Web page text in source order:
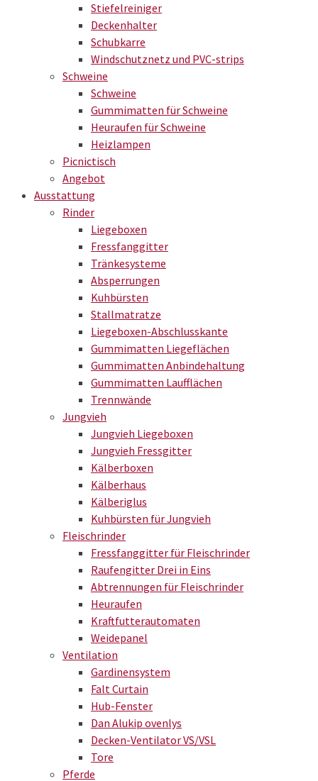
Stiefelreiniger
Deckenhalter
Schubkarre
Windschutznetz und PVC-strips
Schweine
Schweine
Gummimatten für Schweine
Heuraufen für Schweine
Heizlampen
Picnictisch
Angebot
Ausstattung
Rinder
Liegeboxen
Fressfanggitter
Tränkesysteme
Absperrungen
Kuhbürsten
Stallmatratze
Liegeboxen-Abschlusskante
Gummimatten Liegeflächen
Gummimatten Anbindehaltung
Gummimatten Laufflächen
Trennwände
Jungvieh
Jungvieh Liegeboxen
Jungvieh Fressgitter
Kälberboxen
Kälberhaus
Kälberiglus
Kuhbürsten für Jungvieh
Fleischrinder
Fressfanggitter für Fleischrinder
Raufengitter Drei in Eins
Abtrennungen für Fleischrinder
Heuraufen
Kraftfutterautomaten
Weidepanel
Ventilation
Gardinensystem
Falt Curtain
Hub-Fenster
Dan Alukip ovenlys
Decken-Ventilator VS/VSL
Tore
Pferde